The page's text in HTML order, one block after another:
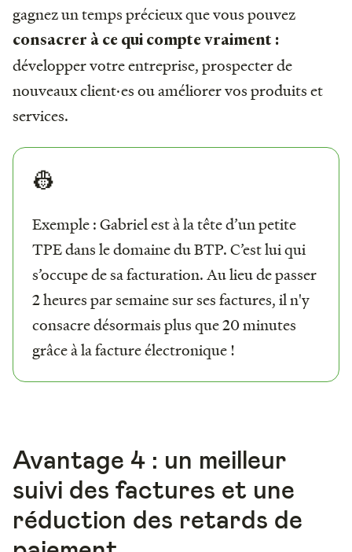
gagnez un temps précieux que vous pouvez
consacrer à ce qui compte vraiment :
développer votre entreprise, prospecter de
nouveaux client·es ou améliorer vos produits et
services.
👷
Exemple : Gabriel est à la tête d’un petite
TPE dans le domaine du BTP. C’est lui qui
s’occupe de sa facturation. Au lieu de passer
2 heures par semaine sur ses factures, il n'y
consacre désormais plus que 20 minutes
grâce à la facture électronique !
Avantage 4 : un meilleur
suivi des factures et une
réduction des retards de